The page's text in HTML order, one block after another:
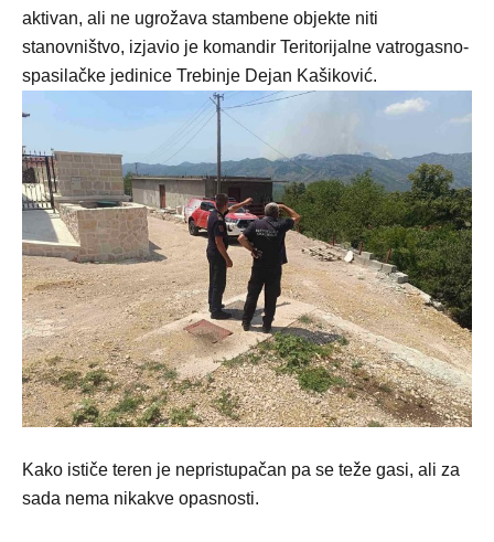
aktivan, ali ne ugrožava stambene objekte niti
stanovništvo, izjavio je komandir Teritorijalne vatrogasno-
spasilačke jedinice Trebinje Dejan Kašiković.
Kako ističe teren je nepristupačan pa se teže gasi, ali za
sada nema nikakve opasnosti.